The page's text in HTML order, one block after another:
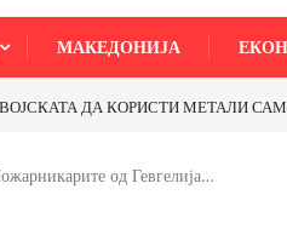
МАКЕДОНИЈА
ДА КОРИСТИ МЕТАЛИ САМО
од Гевгелија…